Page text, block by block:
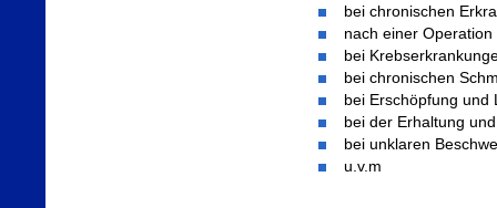
bei chronischen
nach einer Operation
bei
bei chronischen
bei Erschöpfung und
bei der Erhaltung
bei unklaren
u.v.m